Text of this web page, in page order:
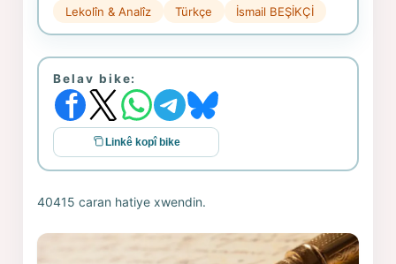
Lekolîn & Analîz
Türkçe İsmail BEŞİKÇİ
Belav bike:
Linkê kopî bike
40415 caran hatiye xwendin.